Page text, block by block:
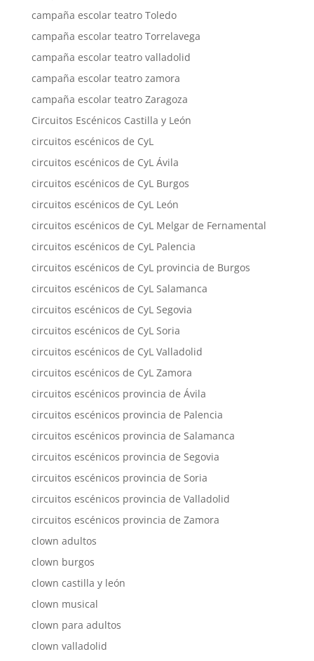
campaña escolar teatro Toledo
campaña escolar teatro Torrelavega
campaña escolar teatro valladolid
campaña escolar teatro zamora
campaña escolar teatro Zaragoza
Circuitos Escénicos Castilla y León
circuitos escénicos de CyL
circuitos escénicos de CyL Ávila
circuitos escénicos de CyL Burgos
circuitos escénicos de CyL León
circuitos escénicos de CyL Melgar de Fernamental
circuitos escénicos de CyL Palencia
circuitos escénicos de CyL provincia de Burgos
circuitos escénicos de CyL Salamanca
circuitos escénicos de CyL Segovia
circuitos escénicos de CyL Soria
circuitos escénicos de CyL Valladolid
circuitos escénicos de CyL Zamora
circuitos escénicos provincia de Ávila
circuitos escénicos provincia de Palencia
circuitos escénicos provincia de Salamanca
circuitos escénicos provincia de Segovia
circuitos escénicos provincia de Soria
circuitos escénicos provincia de Valladolid
circuitos escénicos provincia de Zamora
clown adultos
clown burgos
clown castilla y león
clown musical
clown para adultos
clown valladolid